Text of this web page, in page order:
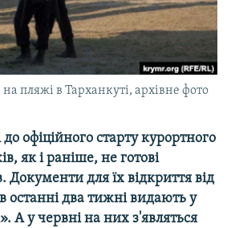
КРИМУ
на пляжі в Тарханкуті, архівне фото
офіційного старту курортного
як і раніше, не готові
Документи для їх відкриття від
останні два тижні видають у
А у червні на них з'являться